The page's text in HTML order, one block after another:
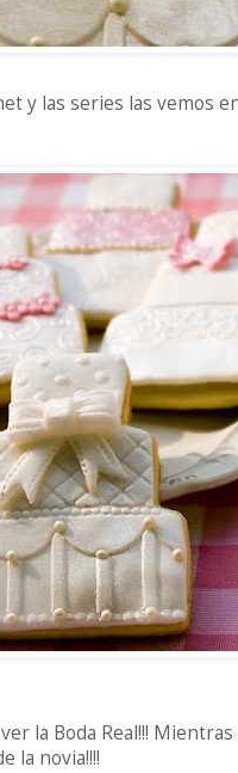
y las series las vemos
la Boda Real!!!
la novia!!!!